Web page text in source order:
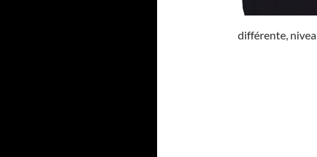
différente,